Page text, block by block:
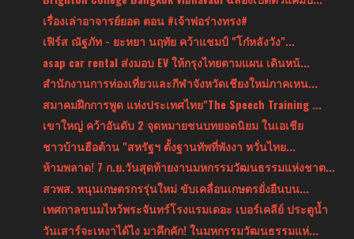
เรื่องเล่าอาจารย์ยอด ตอน #เจ้าพ่อร่างทรง#
เฟิร์ส ณัฐภัท - ยะหยา นฤทัย คว้าแชมป์ "โก๋หลังวัง"...
asap car rental ส่งมอบ EV ให้กรุงไทยตามแผน เดินหน้...
สำนักงานการท่องเที่ยวและกีฬาจังหวัดเชียงใหม่ภาคเหน...
สมาคมฝึกการพูด แห่งประเทศไทย"The Speech Training ...
เขาใหญ่ คว้าอันดับ 2 จุดหมายชนบทยอดนิยม ในเอเชีย
ชาวบ้านฮือต้าน "สหรัฐฯ ตั้งฐานทัพที่พังงา หวั่นไทย...
ห้ามพลาด! 7 ก.ย.วันสุดท้ายงานมหกรรมวัฒนธรรมแห่งชาต...
สวพส. หนุนเกษตรกรรุ่นใหม่ ขับเคลื่อนเกษตรยั่งยืนบน...
เทศกาลขนมไหว้พระจันทร์โรงแรมเดอะ เบอร์เคลีย์ ประตูน้ำ
วันเสาร์จะเหงาได้ไง มาคึกคัก! ในมหกรรมวัฒนธรรมแห่...